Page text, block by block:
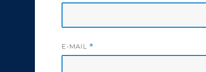
E-MAIL *